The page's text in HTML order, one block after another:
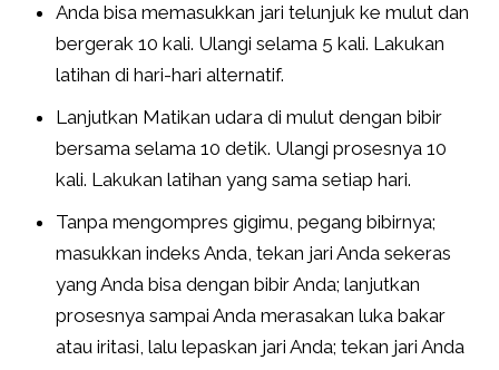
Anda bisa memasukkan jari telunjuk ke mulut dan
bergerak 10 kali. Ulangi selama 5 kali. Lakukan
latihan di hari-hari alternatif.
Lanjutkan Matikan udara di mulut dengan bibir
bersama selama 10 detik. Ulangi prosesnya 10
kali. Lakukan latihan yang sama setiap hari.
Tanpa mengompres gigimu, pegang bibirnya;
masukkan indeks Anda, tekan jari Anda sekeras
yang Anda bisa dengan bibir Anda; lanjutkan
prosesnya sampai Anda merasakan luka bakar
atau iritasi, lalu lepaskan jari Anda; tekan jari Anda